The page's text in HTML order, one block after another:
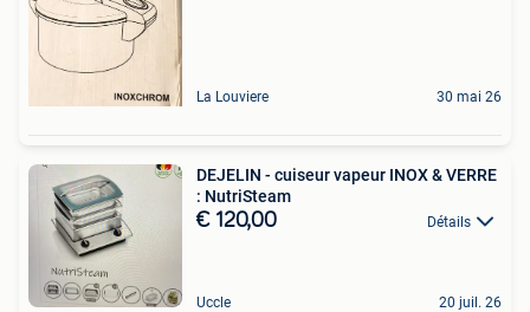
La Louviere 30 mai 26
DEJELIN - cuiseur vapeur INOX & VERRE
: NutriSteam
€ 120,00 Détails
Uccle 20 juil. 26